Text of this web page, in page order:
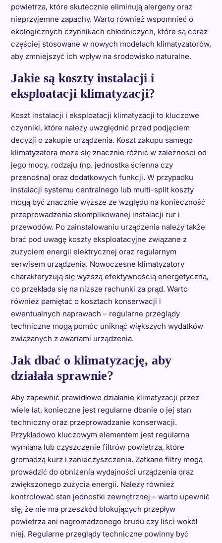
powietrza, które skutecznie eliminują alergeny oraz
nieprzyjemne zapachy. Warto również wspomnieć o
ekologicznych czynnikach chłodniczych, które są coraz
częściej stosowane w nowych modelach klimatyzatorów,
aby zmniejszyć ich wpływ na środowisko naturalne.
Jakie są koszty instalacji i
eksploatacji klimatyzacji?
Koszt instalacji i eksploatacji klimatyzacji to kluczowe
czynniki, które należy uwzględnić przed podjęciem
decyzji o zakupie urządzenia. Koszt zakupu samego
klimatyzatora może się znacznie różnić w zależności od
jego mocy, rodzaju (np. jednostka ścienna czy
przenośna) oraz dodatkowych funkcji. W przypadku
instalacji systemu centralnego lub multi-split koszty
mogą być znacznie wyższe ze względu na konieczność
przeprowadzenia skomplikowanej instalacji rur i
przewodów. Po zainstalowaniu urządzenia należy także
brać pod uwagę koszty eksploatacyjne związane z
zużyciem energii elektrycznej oraz regularnym
serwisem urządzenia. Nowoczesne klimatyzatory
charakteryzują się wyższą efektywnością energetyczną,
co przekłada się na niższe rachunki za prąd. Warto
również pamiętać o kosztach konserwacji i
ewentualnych naprawach – regularne przeglądy
techniczne mogą pomóc uniknąć większych wydatków
związanych z awariami urządzenia.
Jak dbać o klimatyzację, aby
działała sprawnie?
Aby zapewnić prawidłowe działanie klimatyzacji przez
wiele lat, konieczne jest regularne dbanie o jej stan
techniczny oraz przeprowadzanie konserwacji.
Przykładowo kluczowym elementem jest regularna
wymiana lub czyszczenie filtrów powietrza, które
gromadzą kurz i zanieczyszczenia. Zatkane filtry mogą
prowadzić do obniżenia wydajności urządzenia oraz
zwiększonego zużycia energii. Należy również
kontrolować stan jednostki zewnętrznej – warto upewnić
się, że nie ma przeszkód blokujących przepływ
powietrza ani nagromadzonego brudu czy liści wokół
niej. Regularne przeglądy techniczne powinny być